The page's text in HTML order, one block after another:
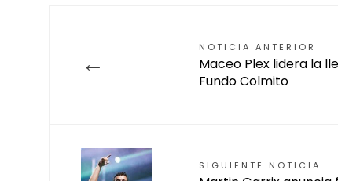
←
NOTICIA ANTERIOR
Maceo Plex lidera la
Fundo Colmito
SIGUIENTE NOTICIA